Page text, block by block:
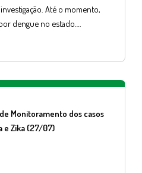
Até o momento,
dengue no estado….
Monitoramento dos casos
e Zika (27/07)